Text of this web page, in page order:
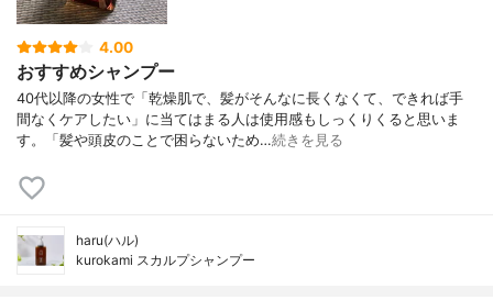
4.00
おすすめシャンプー
40代以降の女性で「乾燥肌で、髪がそんなに長くなくて、できれば手
間なくケアしたい」に当てはまる人は使用感もしっくりくると思いま
す。「髪や頭皮のことで困らないため…続きを見る
haru(ハル)
kurokami スカルプシャンプー